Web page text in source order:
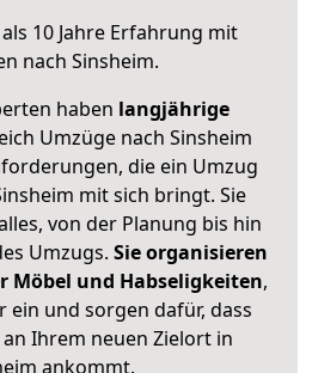
10 Jahre Erfahrung mit
nach Sinsheim.
haben langjährige
Umzüge nach Sinsheim
die ein Umzug
mit sich bringt. Sie
von der Planung bis hin
Umzugs. Sie organisieren
Möbel und Habseligkeiten,
ein und sorgen dafür, dass
Ihrem neuen Zielort in
ankommt.